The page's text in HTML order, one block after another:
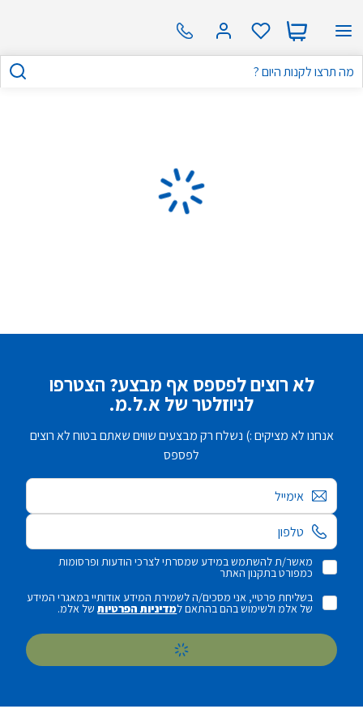
לא רוצים לפספס אף מבצע? הצטרפו
לניוזלטר של א.ל.מ.
אנחנו לא מציקים :) נשלח רק מבצעים שווים שאתם בטוח לא רוצים
לפספס
אימייל
מאשר/ת להשתמש במידע שמסרתי לצרכי הודעות ופרסומות
כמפורט בתקנון האתר
בשליחת פרטיי, אני מסכים/ה לשמירת המידע אודותיי במאגרי המידע
של אלמ ולשימוש בהם בהתאם למדיניות הפרטיותשל אלמ.